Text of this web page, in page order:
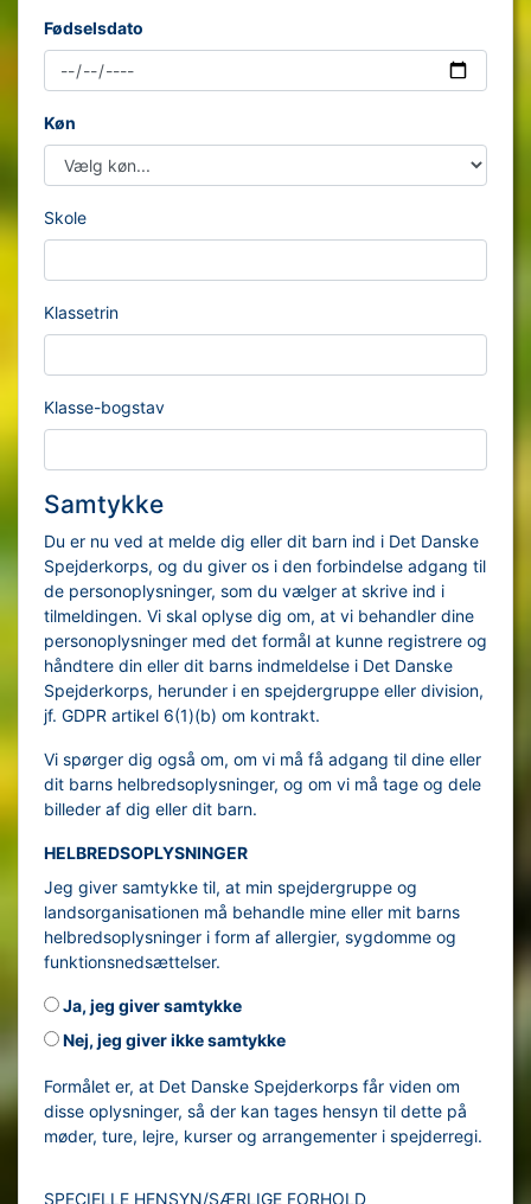
Fødselsdato
Køn
Skole
Klassetrin
Klasse-bogstav
Samtykke
Du er nu ved at melde dig eller dit barn ind i Det Danske
Spejderkorps, og du giver os i den forbindelse adgang til
de personoplysninger, som du vælger at skrive ind i
tilmeldingen. Vi skal oplyse dig om, at vi behandler dine
personoplysninger med det formål at kunne registrere og
håndtere din eller dit barns indmeldelse i Det Danske
Spejderkorps, herunder i en spejdergruppe eller division,
jf. GDPR artikel 6(1)(b) om kontrakt.
Vi spørger dig også om, om vi må få adgang til dine eller
dit barns helbredsoplysninger, og om vi må tage og dele
billeder af dig eller dit barn.
HELBREDSOPLYSNINGER
Jeg giver samtykke til, at min spejdergruppe og
landsorganisationen må behandle mine eller mit barns
helbredsoplysninger i form af allergier, sygdomme og
funktionsnedsættelser.
Ja, jeg giver samtykke
Nej, jeg giver ikke samtykke
Formålet er, at Det Danske Spejderkorps får viden om
disse oplysninger, så der kan tages hensyn til dette på
møder, ture, lejre, kurser og arrangementer i spejderregi.
SPECIELLE HENSYN/SÆRLIGE FORHOLD